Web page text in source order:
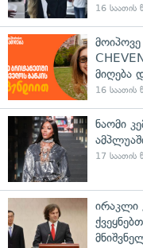
16 საათის
მიღება
16 საათის
ნაომი
17 საათის
ირაკლი